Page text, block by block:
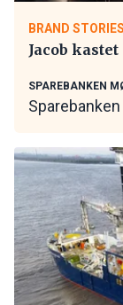
BRAND STORIES
Jacob
SPAREBANKEN